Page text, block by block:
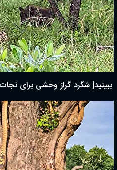
ببینید| شگرد گراز وحشی برای